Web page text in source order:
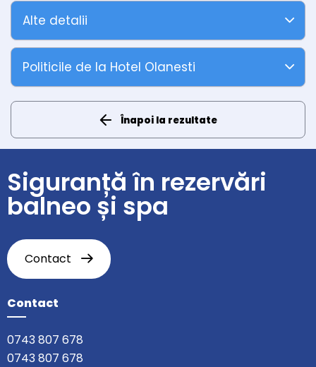
Alte detalii
Politicile de la Hotel Olanesti
Înapoi la rezultate
Siguranță în rezervări
balneo și spa
Contact
Contact
0743 807 678
0743 807 678